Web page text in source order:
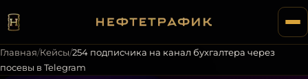
Главная/Кейсы/254 подписчика на канал бухгалтера через
посевы в Telegram